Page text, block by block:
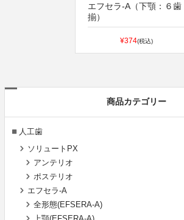
エフセラ-A（下顎：６歯
揃）
¥374(税込)
商品カテゴリー
人工歯
ソリュートPX
アンテリオ
ポステリオ
エフセラ-A
全形態(EFSERA-A)